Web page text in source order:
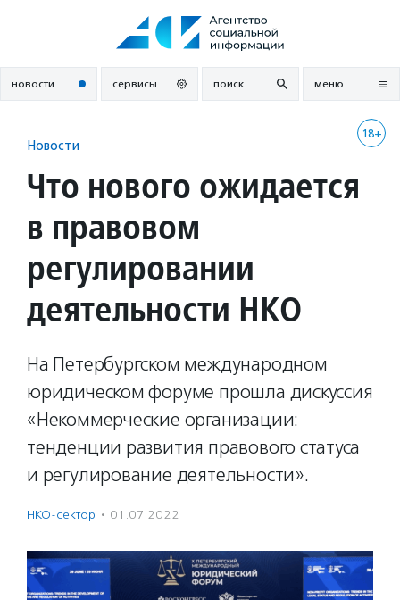
новости сервисы поиск меню
18+
Новости
Что нового ожидается
в правовом
регулировании
деятельности НКО
На Петербургском международном
юридическом форуме прошла дискуссия
«Некоммерческие организации:
тенденции развития правового статуса
и регулирование деятельности».
НКО-сектор · 01.07.2022